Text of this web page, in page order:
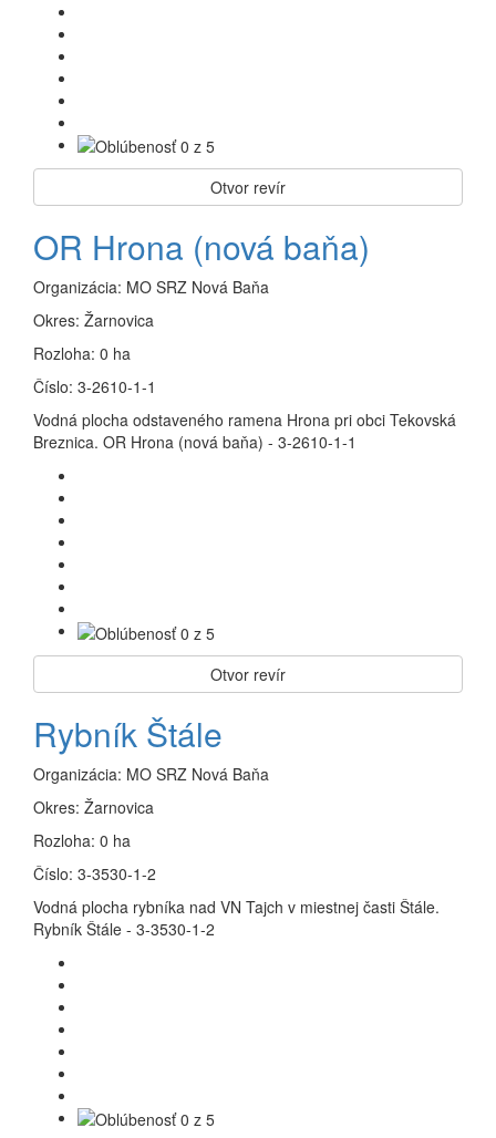
Otvor revír
OR Hrona (nová baňa)
Organizácia: MO SRZ Nová Baňa
Okres: Žarnovica
Rozloha: 0 ha
Číslo: 3-2610-1-1
Vodná plocha odstaveného ramena Hrona pri obci Tekovská
Breznica. OR Hrona (nová baňa) - 3-2610-1-1
Otvor revír
Rybník Štále
Organizácia: MO SRZ Nová Baňa
Okres: Žarnovica
Rozloha: 0 ha
Číslo: 3-3530-1-2
Vodná plocha rybníka nad VN Tajch v miestnej časti Štále.
Rybník Štále - 3-3530-1-2